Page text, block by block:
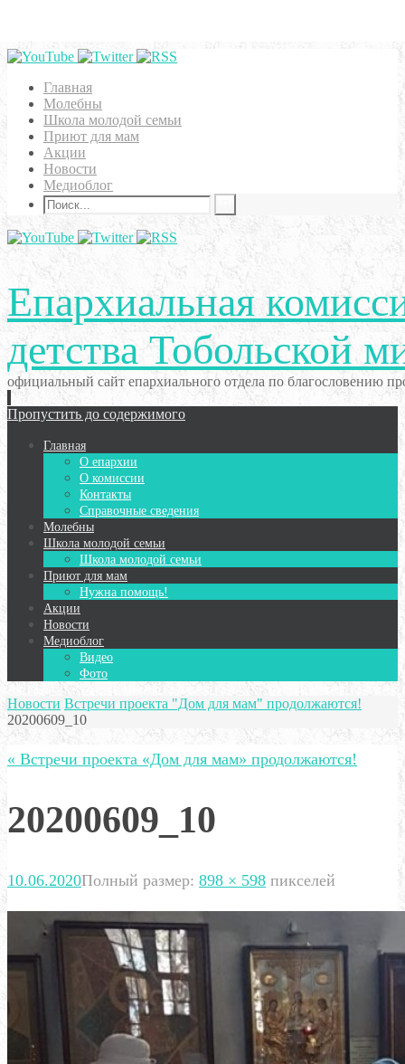
Главная
Молебны
Школа молодой семьи
Приют для мам
Акции
Новости
Медиоблог
Епархиальная
детства Тобольской
официальный сайт епархиального отдела по благословению
Пропустить до содержимого
Главная
О епархии
О комиссии
Контакты
Справочные сведения
Молебны
Школа молодой семьи
Школа молодой семьи
Приют для мам
Нужна помощь!
Акции
Новости
Медиоблог
Видео
Фото
Новости Встречи проекта "Дом для мам" продолжаются!
20200609_10
« Встречи проекта «Дом для мам» продолжаются!
20200609_10
10.06.2020Полный размер: 898 × 598 пикселей